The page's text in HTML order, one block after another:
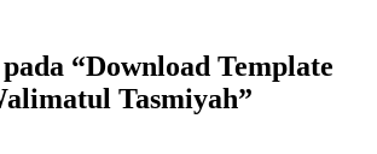
“Download Template
Tasmiyah”